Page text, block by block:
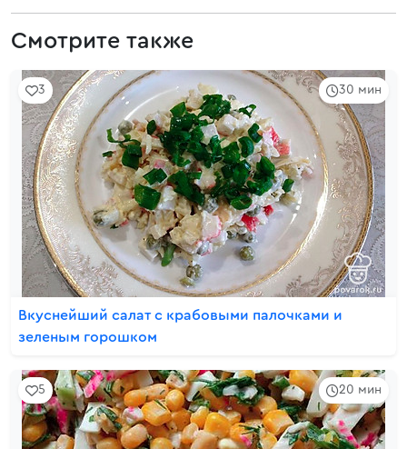
Смотрите также
30 мин
3
Вкуснейший салат с крабовыми палочками и
зеленым горошком
20 мин
5